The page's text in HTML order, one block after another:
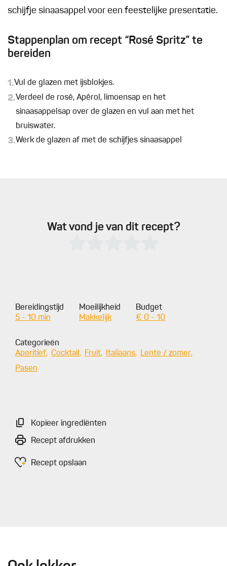
schijfje sinaasappel voor een feestelijke presentatie.
Stappenplan om recept “Rosé Spritz” te
bereiden
1.Vul de glazen met ijsblokjes.
2.Verdeel de rosé, Apérol, limoensap en het
sinaasappelsap over de glazen en vul aan met het
bruiswater.
3.Werk de glazen af met de schijfjes sinaasappel
Wat vond je van dit recept?
Bereidingstijd
5 - 10 min
Moeilijkheid
Makkelijk
Budget
€ 0 - 10
Categorieën
Aperitief
Cocktail Fruit Italiaans
Lente / zomer
Pasen
Kopieer ingrediënten
Recept afdrukken
Recept opslaan